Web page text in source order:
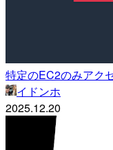
特定のEC2のみアク
イドンホ
2025.12.20